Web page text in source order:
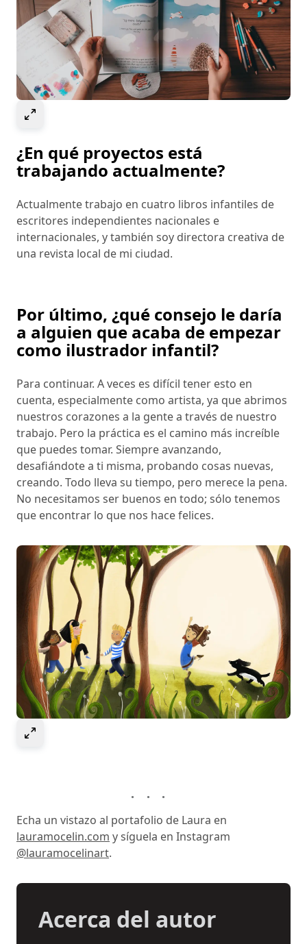
¿En qué proyectos está
trabajando actualmente?
Actualmente trabajo en cuatro libros infantiles de
escritores independientes nacionales e
internacionales, y también soy directora creativa de
una revista local de mi ciudad.
Por último, ¿qué consejo le daría
a alguien que acaba de empezar
como ilustrador infantil?
Para continuar. A veces es difícil tener esto en
cuenta, especialmente como artista, ya que abrimos
nuestros corazones a la gente a través de nuestro
trabajo. Pero la práctica es el camino más increíble
que puedes tomar. Siempre avanzando,
desafiándote a ti misma, probando cosas nuevas,
creando. Todo lleva su tiempo, pero merece la pena.
No necesitamos ser buenos en todo; sólo tenemos
que encontrar lo que nos hace felices.
Echa un vistazo al portafolio de Laura en
lauramocelin.com y síguela en Instagram
@lauramocelinart.
Acerca del autor